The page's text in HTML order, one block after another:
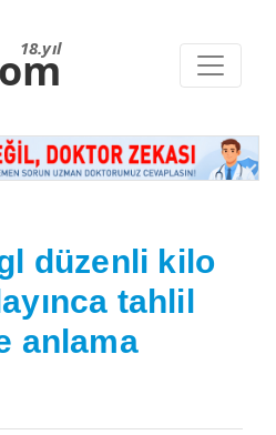
18.yıl
düzenli kilo
tahlil
anlama